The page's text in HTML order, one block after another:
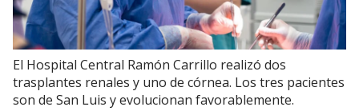
El Hospital Central Ramón Carrillo realizó dos
trasplantes renales y uno de córnea. Los tres pacientes
son de San Luis y evolucionan favorablemente.